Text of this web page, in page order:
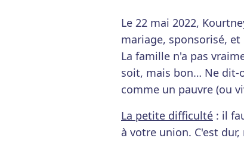
Le 22 mai 2022,
mariage, sponsorisé,
La famille n'a pas
soit, mais bon… Ne dit-
comme un pauvre (ou
La petite difficulté : il
à votre union. C'est